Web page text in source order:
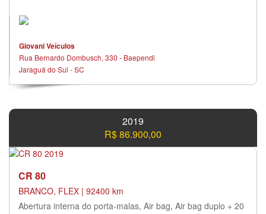
Giovani Veículos
Rua Bernardo Dombusch, 330 - Baependi
Jaraguá do Sul - SC
2019
R$ 86.900,00
CR 80
BRANCO, FLEX | 92400 km
Abertura interna do porta-malas, Air bag, Air bag duplo + 20